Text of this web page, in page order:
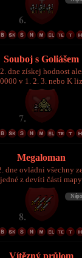
Souboj s Goliášem
dne získej hodnost
v 1. 2. 3. nebo K
Megaloman
dne ovládni všechny
jedné z devíti částí mapy
Vítězný průlom